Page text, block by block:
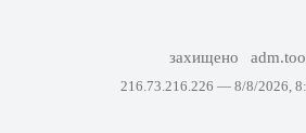
захищено
216.73.216.226 — 8/8/2026,